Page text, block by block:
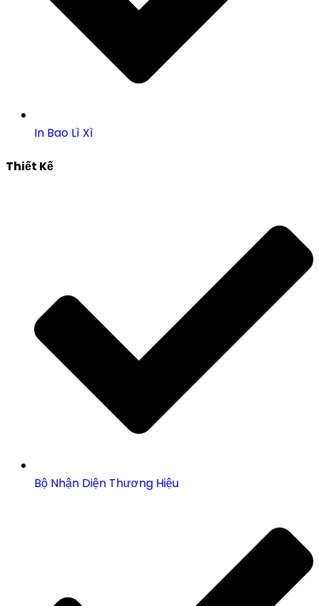
In Bao Lì Xì
Thiết Kế
Bộ Nhận Diện Thương Hiệu